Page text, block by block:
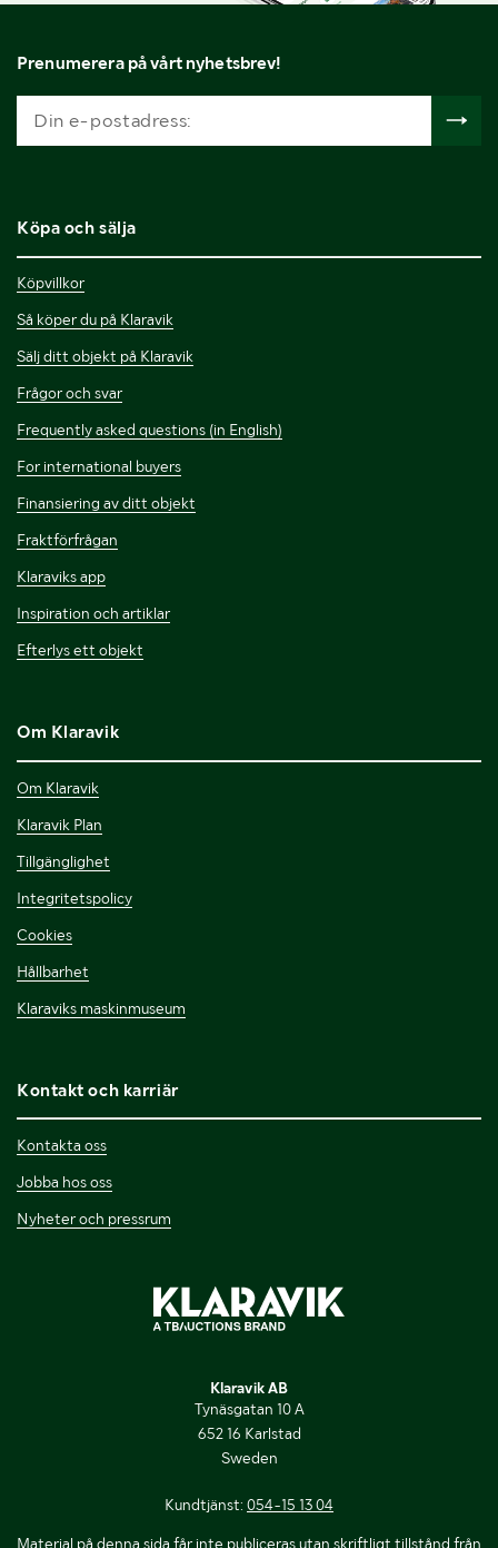
Prenumerera på vårt nyhetsbrev!
Köpa och sälja
Köpvillkor
Så köper du på Klaravik
Sälj ditt objekt på Klaravik
Frågor och svar
Frequently asked questions (in English)
For international buyers
Finansiering av ditt objekt
Fraktförfrågan
Klaraviks app
Inspiration och artiklar
Efterlys ett objekt
Om Klaravik
Om Klaravik
Klaravik Plan
Tillgänglighet
Integritetspolicy
Cookies
Hållbarhet
Klaraviks maskinmuseum
Kontakt och karriär
Kontakta oss
Jobba hos oss
Nyheter och pressrum
Klaravik AB
Tynäsgatan 10 A
652 16 Karlstad
Sweden
Kundtjänst: 054-15 13 04
Material på denna sida får inte publiceras utan skriftligt tillstånd från